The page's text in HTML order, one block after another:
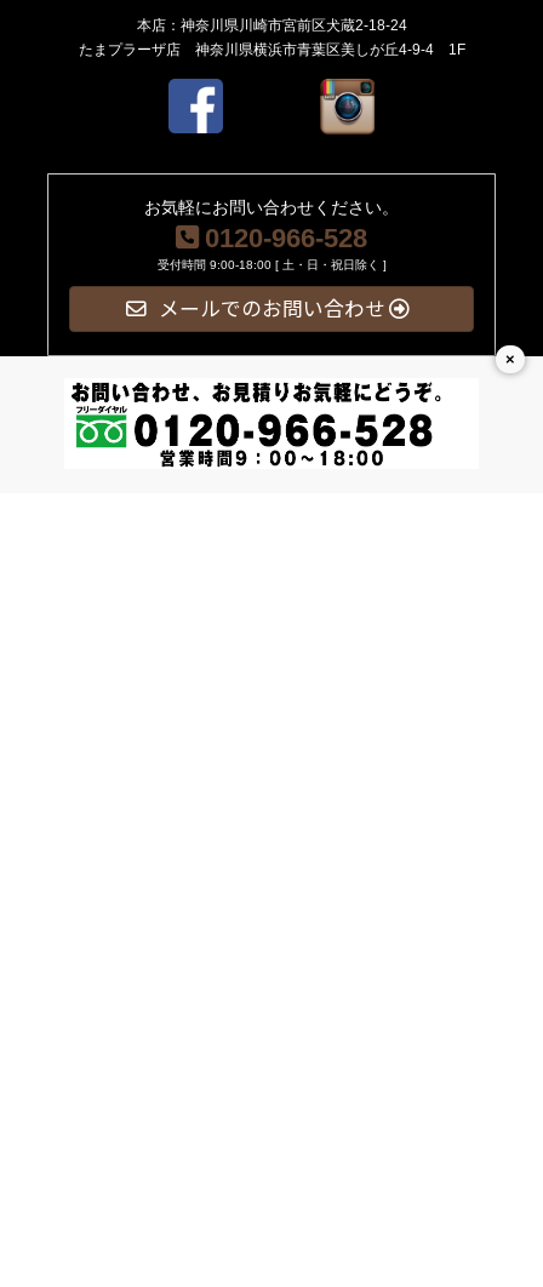
×
本店：神奈川県川崎市宮前区犬蔵2-18-24
たまプラーザ店 神奈川県横浜市青葉区美しが丘4-9-4 1F
お気軽にお問い合わせください。
0120-966-528
受付時間 9:00-18:00 [ 土・日・祝日除く ]
メールでのお問い合わせ